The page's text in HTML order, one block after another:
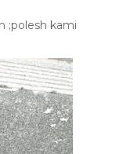
;polesh kami